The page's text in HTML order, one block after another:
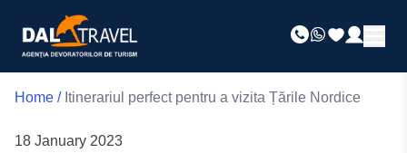
Home / Itinerariul perfect pentru a vizita Țările Nordice
18 January 2023